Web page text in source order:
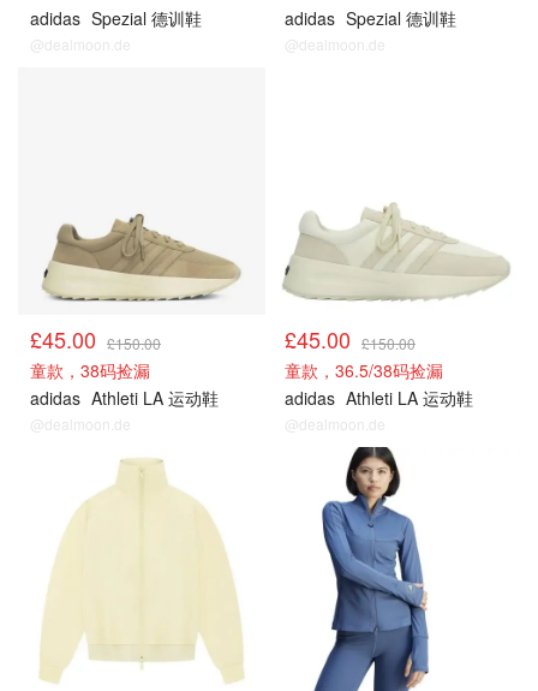
adidas Spezial 德训鞋
@dealmoon.de
adidas Spezial 德训鞋
@dealmoon.de
£45.00 £150.00
童款，38码捡漏
adidas Athleti LA 运动鞋
@dealmoon.de
£45.00 £150.00
童款，36.5/38码捡漏
adidas Athleti LA 运动鞋
@dealmoon.de